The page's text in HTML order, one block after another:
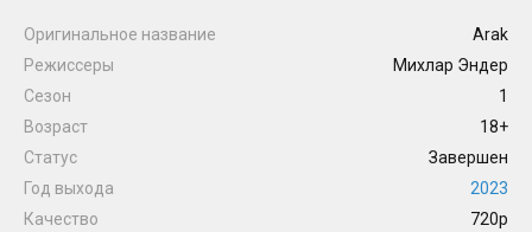
Оригинальное название
Arak
Режиссеры
Михлар Эндер
Сезон
1
Возраст
18+
Статус
Завершен
Год выхода
2023
Качество
720p